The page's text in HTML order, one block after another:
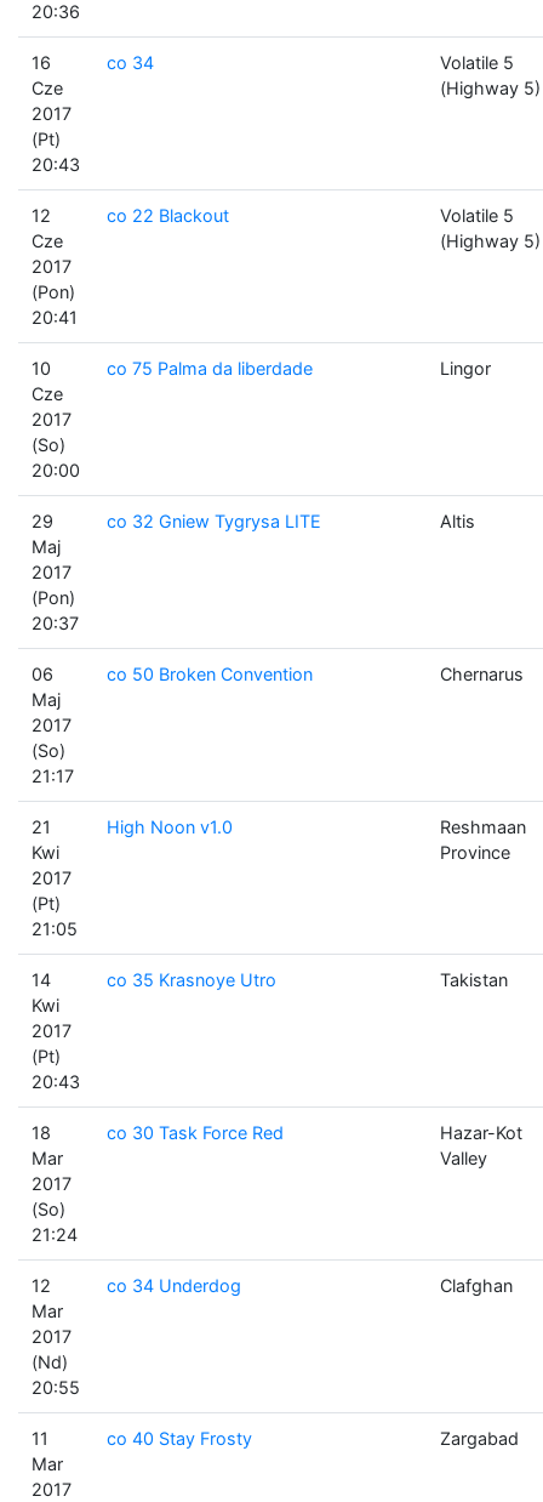
20:36
16
Cze
2017
(Pt)
20:43
co 34
Volatile 5
(Highway 5)
12
Cze
2017
(Pon)
20:41
co 22 Blackout
Volatile 5
(Highway 5)
10
Cze
2017
(So)
20:00
co 75 Palma da liberdade Lingor
29
Maj
2017
(Pon)
20:37
co 32 Gniew Tygrysa LITE Altis
06
Maj
2017
(So)
21:17
co 50 Broken Convention Chernarus
21
Kwi
2017
(Pt)
21:05
High Noon v1.0
Reshmaan
Province
14
Kwi
2017
(Pt)
20:43
co 35 Krasnoye Utro Takistan
18
Mar
2017
(So)
21:24
co 30 Task Force Red
Hazar-Kot
Valley
12
Mar
2017
(Nd)
20:55
co 34 Underdog Clafghan
11
Mar
2017
co 40 Stay Frosty Zargabad